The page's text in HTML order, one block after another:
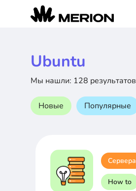
Ubuntu
Мы нашли: 128 результатов
Новые Популярные
Сервера
How to